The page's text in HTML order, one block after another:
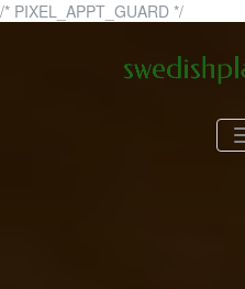
/* PIXEL_APPT_GUARD */Skip
content